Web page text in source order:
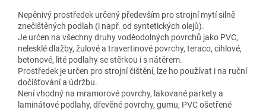
Nepěnivý prostředek určený především pro strojní mytí silně
znečištěných podlah (i např. od syntetických olejů).
Je určen na všechny druhy voděodolných povrchů jako PVC,
nelesklé dlažby, žulové a travertinové povrchy, teraco, cihlové,
betonové, lité podlahy se stěrkou i s nátěrem.
Prostředek je určen pro strojní čištění, lze ho používat i na ruční
dočišťování a údržbu.
Není vhodný na mramorové povrchy, lakované parkety a
laminátové podlahy, dřevěné povrchy, gumu, PVC ošetřené